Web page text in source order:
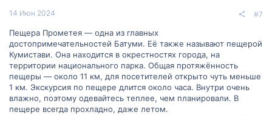
14 Июн 2024 #7
Пещера Прометея — одна из главных
достопримечательностей Батуми. Её также называют пещерой
Кумистави. Она находится в окрестностях города, на
территории национального парка. Общая протяжённость
пещеры — около 11 км, для посетителей открыто чуть меньше
1 км. Экскурсия по пещере длится около часа. Внутри очень
влажно, поэтому одевайтесь теплее, чем планировали. В
пещере всегда прохладно, даже летом.